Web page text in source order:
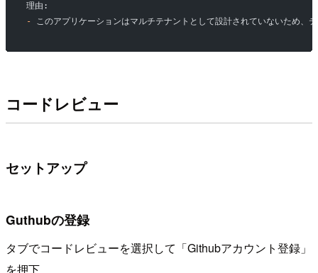
理由:
- このアプリケーションはマルチテナントとして設計されていないため、
コードレビュー
セットアップ
Guthubの登録
タブでコードレビューを選択して「Githubアカウント登録」
を押下